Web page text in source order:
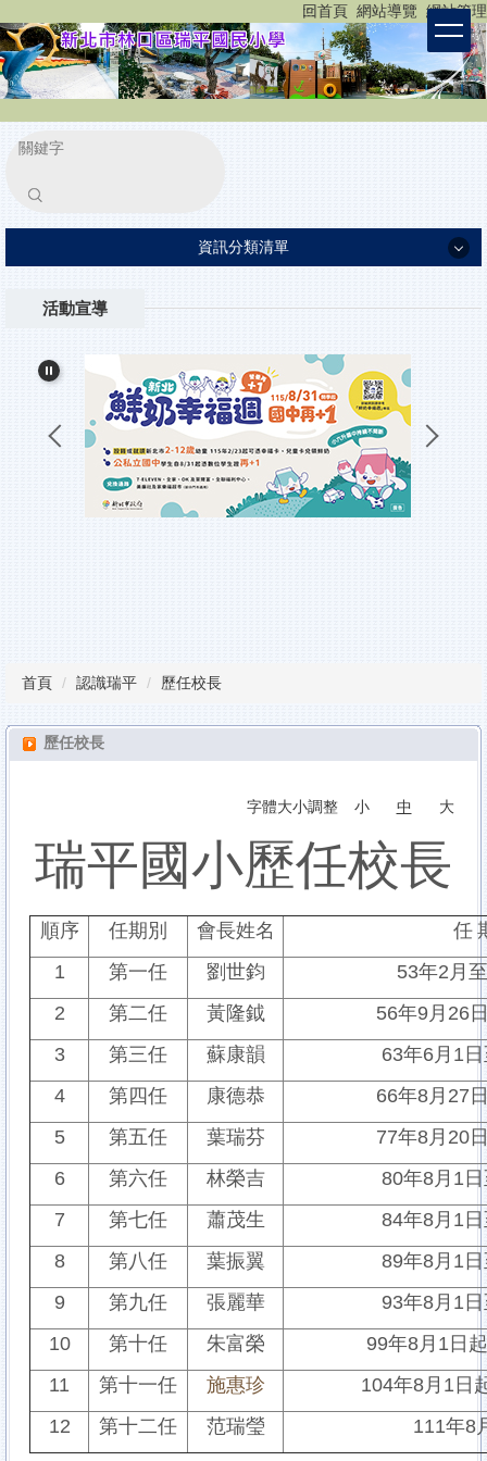
到
主
要
區
:::
回首頁 網站導覽 網站管理
搜尋
資訊分類清單
瑞平團隊
家長專區
小一新生入學報到
校園服務
雲端學習平台
檔案下載
活動宣導
首頁 認識瑞平 歷任校長
歷任校長
字體大小調整 小 中 大
瑞平國小歷任校長
順序 任期別 會長姓名 任
1
第一任 劉世鈞 53年2 月至
2
第二任 黃隆鉞 56年9月 26
3
第三任 蘇康韻 63年6月 1
4
第四任 康德恭 66年8月 27
5
第五任 葉瑞芬 77年8月 20
6
第六任 林榮吉 80年8月 1
7
第七任 蕭茂生 84年8月 1
8
第八任 葉振翼 89年8月 1
9
第九任 張麗華 93年8月 1
10
第十任 朱富榮 99年8月 1 日
11
第十一任 施惠珍 104年8月 1 日
12
第十二任 范瑞瑩 111年8